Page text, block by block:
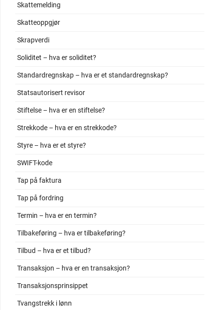
Skattemelding
Skatteoppgjør
Skrapverdi
Soliditet – hva er soliditet?
Standardregnskap – hva er et standardregnskap?
Statsautorisert revisor
Stiftelse – hva er en stiftelse?
Strekkode – hva er en strekkode?
Styre – hva er et styre?
SWIFT-kode
Tap på faktura
Tap på fordring
Termin – hva er en termin?
Tilbakeføring – hva er tilbakeføring?
Tilbud – hva er et tilbud?
Transaksjon – hva er en transaksjon?
Transaksjonsprinsippet
Tvangstrekk i lønn